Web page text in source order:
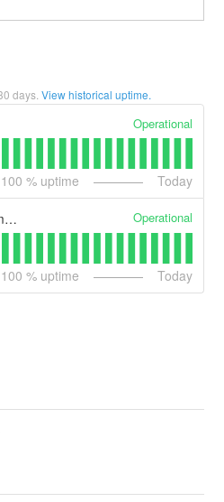
days. View historical uptime.
Operational
100 % uptime Today
Management Portal (example) Operational
100 % uptime Today